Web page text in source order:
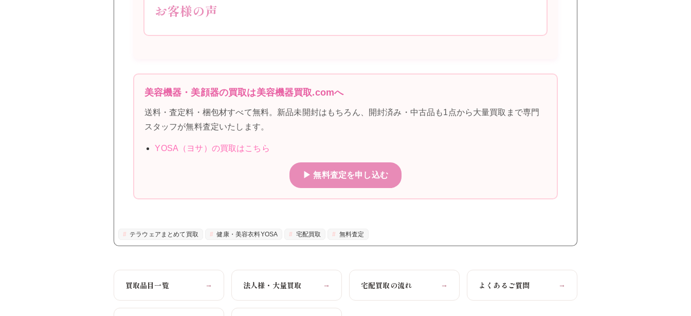
お客様の声
美容機器・美顔器の買取は美容機器買取.comへ
送料・査定料・梱包材すべて無料。新品未開封はもちろん、開封済み・中古品も1点から大量買取まで専門
スタッフが無料査定いたします。
YOSA（ヨサ）の買取はこちら
▶ 無料査定を申し込む
テラウェアまとめて買取 健康・美容衣料YOSA 宅配買取 無料査定
買取品目一覧 → 法人様・大量買取 → 宅配買取の流れ → よくあるご質問 →